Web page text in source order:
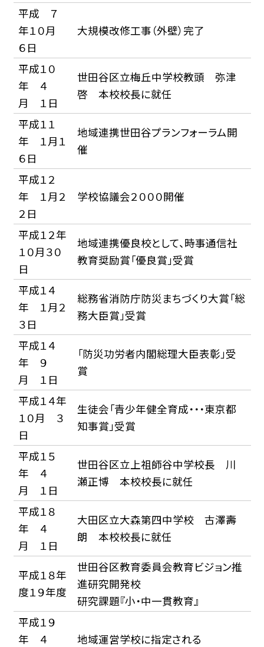
平成 ７
年１０月
６日
大規模改修工事（外壁）完了
平成１０
年 ４
月 １日
世田谷区立梅丘中学校教頭 弥津
啓 本校校長に就任
平成１１
年 １月１
６日
地域連携世田谷プランフォーラム開
催
平成１２
年 １月２
２日
学校協議会２０００開催
平成１２年
１０月３０
日
地域連携優良校として、時事通信社
教育奨励賞「優良賞」受賞
平成１４
年 １月２
３日
総務省消防庁防災まちづくり大賞「総
務大臣賞」受賞
平成１４
年 ９
月 １日
「防災功労者内閣総理大臣表彰」受
賞
平成１４年
１０月 ３
日
生徒会「青少年健全育成・・・東京都
知事賞」受賞
平成１５
年 ４
月 １日
世田谷区立上祖師谷中学校長 川
瀬正博 本校校長に就任
平成１８
年 ４
月 １日
大田区立大森第四中学校 古澤壽
朗 本校校長に就任
平成１８年
度１９年度
世田谷区教育委員会教育ビジョン推
進研究開発校
研究課題『小・中一貫教育』
平成１９
年 ４
地域運営学校に指定される